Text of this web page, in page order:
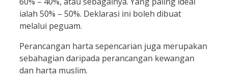
ialah 50% – 50%. Deklarasi ini boleh dibuat
melalui peguam.
Perancangan harta sepencarian juga merupakan
sebahagian daripada perancangan kewangan
dan harta muslim.